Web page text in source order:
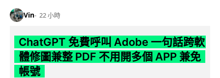
Vin 22 小時
ChatGPT 免費呼叫 Adobe 一句話跨軟
體修圖兼整 PDF 不用開多個 APP 兼免
帳號